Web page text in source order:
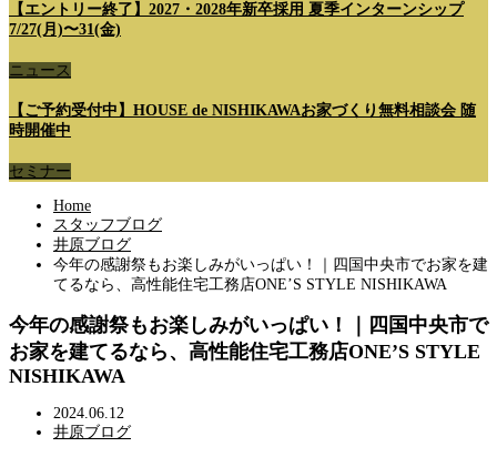
【エントリー終了】2027・2028年新卒採用 夏季インターンシップ
7/27(月)〜31(金)
ニュース
【ご予約受付中】HOUSE de NISHIKAWAお家づくり無料相談会 随
時開催中
セミナー
Home
スタッフブログ
井原ブログ
今年の感謝祭もお楽しみがいっぱい！｜四国中央市でお家を建
てるなら、高性能住宅工務店ONE’S STYLE NISHIKAWA
今年の感謝祭もお楽しみがいっぱい！｜四国中央市で
お家を建てるなら、高性能住宅工務店ONE’S STYLE
NISHIKAWA
2024.06.12
井原ブログ